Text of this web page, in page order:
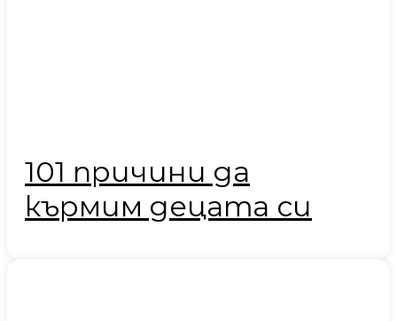
101 причини да
кърмим децата си